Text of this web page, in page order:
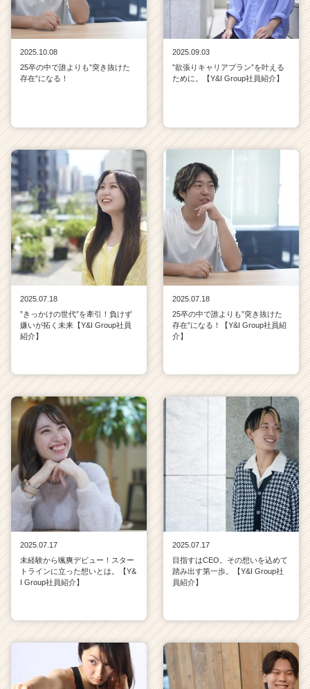
2025.10.08
25卒の中で誰よりも”突き抜けた
存在”になる！
2025.09.03
”欲張りキャリアプラン”を叶える
ために。【Y&I Group社員紹介】
2025.07.18
”きっかけの世代”を牽引！負けず
嫌いが拓く未来【Y&I Group社員
紹介】
2025.07.18
25卒の中で誰よりも”突き抜けた
存在”になる！【Y&I Group社員紹
介】
2025.07.17
未経験から颯爽デビュー！スター
トラインに立った想いとは。【Y&
I Group社員紹介】
2025.07.17
目指すはCEO。その想いを込めて
踏み出す第一歩。【Y&I Group社
員紹介】